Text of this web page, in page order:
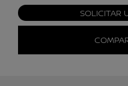
SOLICITAR